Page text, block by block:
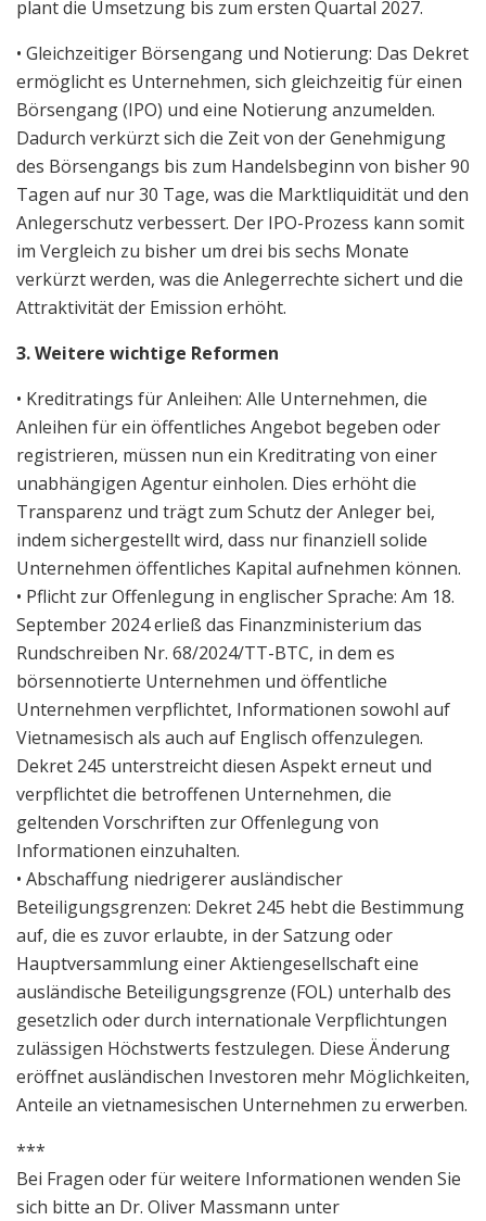
plant die Umsetzung bis zum ersten Quartal 2027.
• Gleichzeitiger Börsengang und Notierung: Das Dekret
ermöglicht es Unternehmen, sich gleichzeitig für einen
Börsengang (IPO) und eine Notierung anzumelden.
Dadurch verkürzt sich die Zeit von der Genehmigung
des Börsengangs bis zum Handelsbeginn von bisher 90
Tagen auf nur 30 Tage, was die Marktliquidität und den
Anlegerschutz verbessert. Der IPO-Prozess kann somit
im Vergleich zu bisher um drei bis sechs Monate
verkürzt werden, was die Anlegerrechte sichert und die
Attraktivität der Emission erhöht.
3. Weitere wichtige Reformen
• Kreditratings für Anleihen: Alle Unternehmen, die
Anleihen für ein öffentliches Angebot begeben oder
registrieren, müssen nun ein Kreditrating von einer
unabhängigen Agentur einholen. Dies erhöht die
Transparenz und trägt zum Schutz der Anleger bei,
indem sichergestellt wird, dass nur finanziell solide
Unternehmen öffentliches Kapital aufnehmen können.
• Pflicht zur Offenlegung in englischer Sprache: Am 18.
September 2024 erließ das Finanzministerium das
Rundschreiben Nr. 68/2024/TT-BTC, in dem es
börsennotierte Unternehmen und öffentliche
Unternehmen verpflichtet, Informationen sowohl auf
Vietnamesisch als auch auf Englisch offenzulegen.
Dekret 245 unterstreicht diesen Aspekt erneut und
verpflichtet die betroffenen Unternehmen, die
geltenden Vorschriften zur Offenlegung von
Informationen einzuhalten.
• Abschaffung niedrigerer ausländischer
Beteiligungsgrenzen: Dekret 245 hebt die Bestimmung
auf, die es zuvor erlaubte, in der Satzung oder
Hauptversammlung einer Aktiengesellschaft eine
ausländische Beteiligungsgrenze (FOL) unterhalb des
gesetzlich oder durch internationale Verpflichtungen
zulässigen Höchstwerts festzulegen. Diese Änderung
eröffnet ausländischen Investoren mehr Möglichkeiten,
Anteile an vietnamesischen Unternehmen zu erwerben.
***
Bei Fragen oder für weitere Informationen wenden Sie
sich bitte an Dr. Oliver Massmann unter